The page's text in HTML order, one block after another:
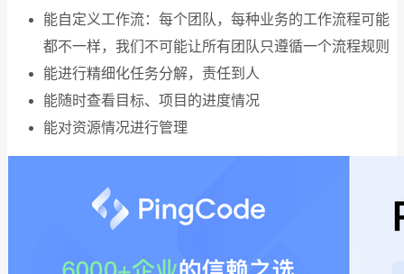
能自定义工作流：每个团队，每种业务的工作流程可能
都不一样，我们不可能让所有团队只遵循一个流程规则
能进行精细化任务分解，责任到人
能随时查看目标、项目的进度情况
能对资源情况进行管理